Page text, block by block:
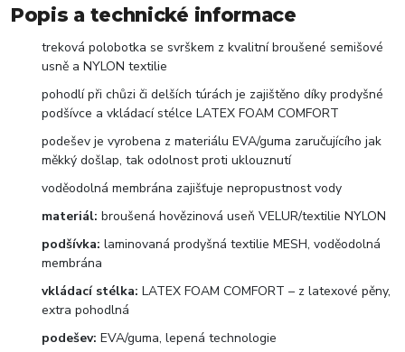
Popis a technické informace
treková polobotka se svrškem z kvalitní broušené semišové
usně a NYLON textilie
pohodlí při chůzi či delších túrách je zajištěno díky prodyšné
podšívce a vkládací stélce LATEX FOAM COMFORT
podešev je vyrobena z materiálu EVA/guma zaručujícího jak
měkký došlap, tak odolnost proti uklouznutí
voděodolná membrána zajišťuje nepropustnost vody
materiál: broušená hovězinová useň VELUR/textilie NYLON
podšívka: laminovaná prodyšná textilie MESH, voděodolná
membrána
vkládací stélka: LATEX FOAM COMFORT – z latexové pěny,
extra pohodlná
podešev: EVA/guma, lepená technologie